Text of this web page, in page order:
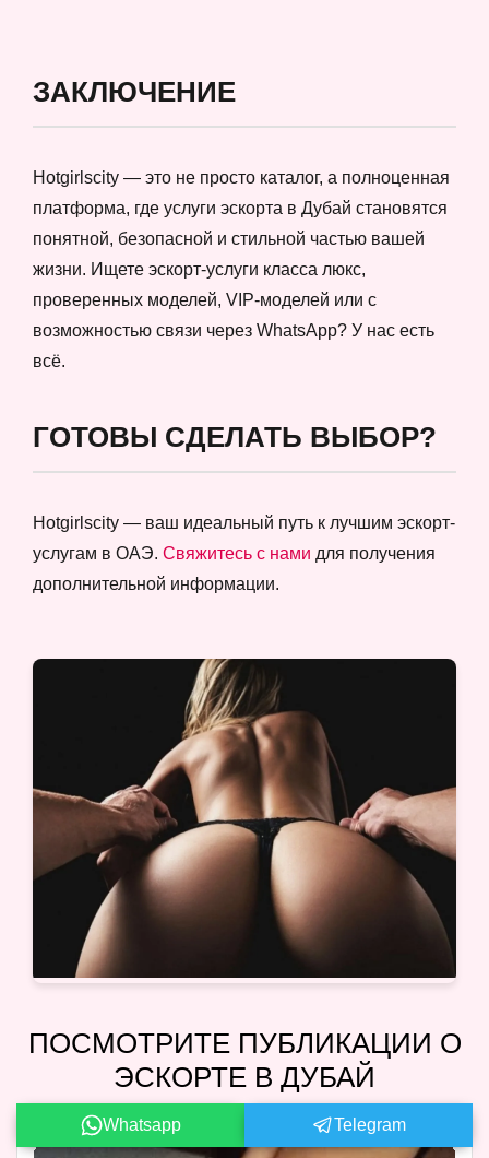
ЗАКЛЮЧЕНИЕ
Hotgirlscity — это не просто каталог, а полноценная
платформа, где услуги эскорта в Дубай становятся
понятной, безопасной и стильной частью вашей
жизни. Ищете эскорт-услуги класса люкс,
проверенных моделей, VIP-моделей или с
возможностью связи через WhatsApp? У нас есть
всё.
ГОТОВЫ СДЕЛАТЬ ВЫБОР?
Hotgirlscity — ваш идеальный путь к лучшим эскорт-
услугам в ОАЭ. Свяжитесь с нами для получения
дополнительной информации.
ПОСМОТРИТЕ ПУБЛИКАЦИИ О
ЭСКОРТЕ В ДУБАЙ
Whatsapp Telegram